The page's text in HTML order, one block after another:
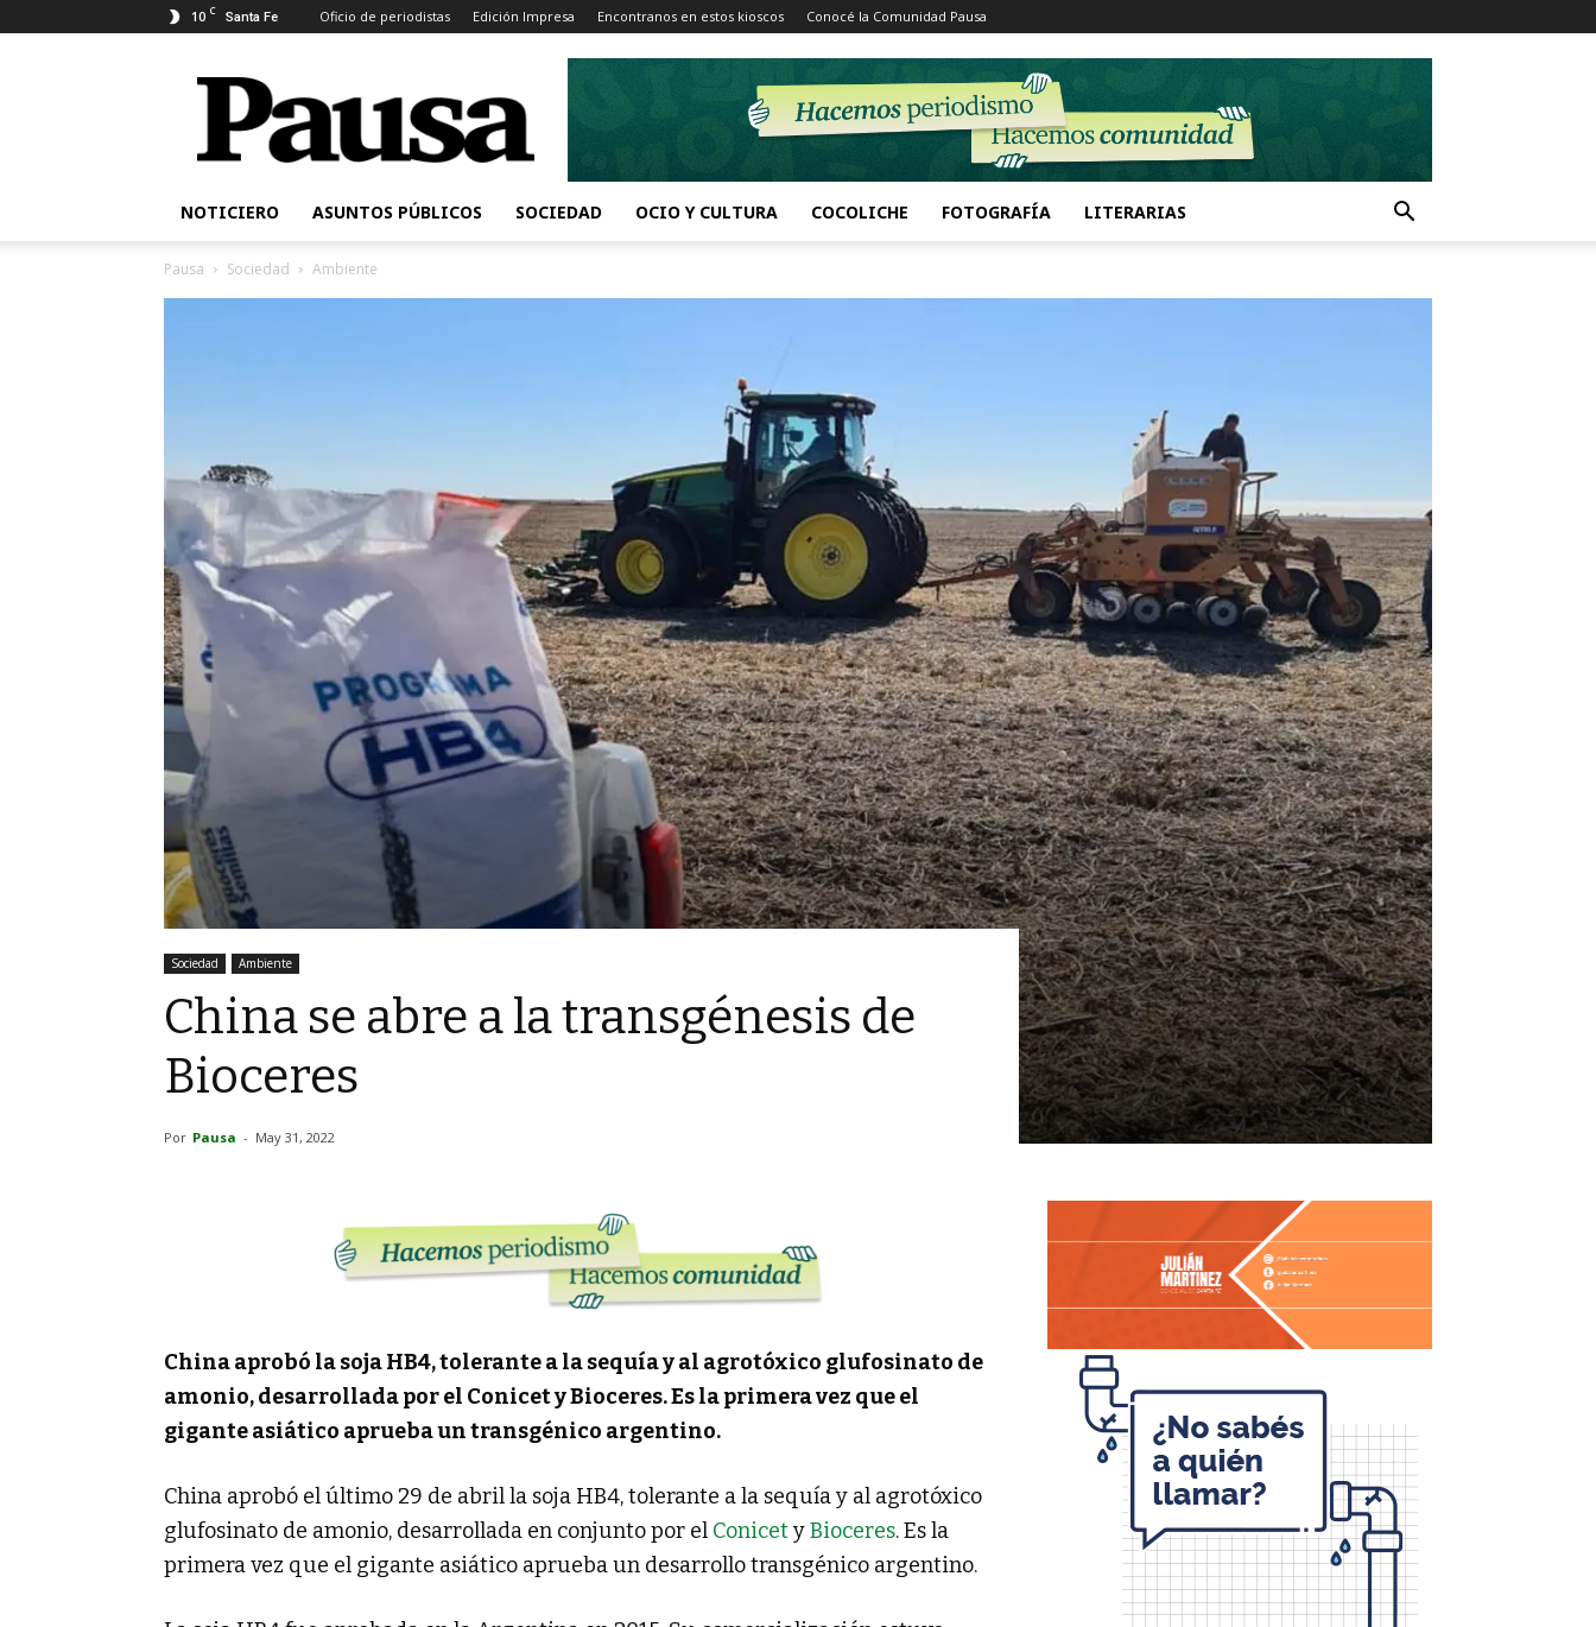
10 C Santa Fe Oficio de periodistas Edición Impresa Encontranos en estos kioscos Conocé la Comunidad Pausa
Pausa
NOTICIERO ASUNTOS PÚBLICOS SOCIEDAD OCIO Y CULTURA COCOLICHE FOTOGRAFÍA LITERARIAS
Pausa Sociedad Ambiente
Sociedad Ambiente
China se abre a la transgénesis de
Bioceres
Por Pausa - May 31, 2022
China aprobó la soja HB4, tolerante a la sequía y al agrotóxico glufosinato de
amonio, desarrollada por el Conicet y Bioceres. Es la primera vez que el
gigante asiático aprueba un transgénico argentino.
China aprobó el último 29 de abril la soja HB4, tolerante a la sequía y al agrotóxico
glufosinato de amonio, desarrollada en conjunto por el ConicetyBioceres. Es la
primera vez que el gigante asiático aprueba un desarrollo transgénico argentino.